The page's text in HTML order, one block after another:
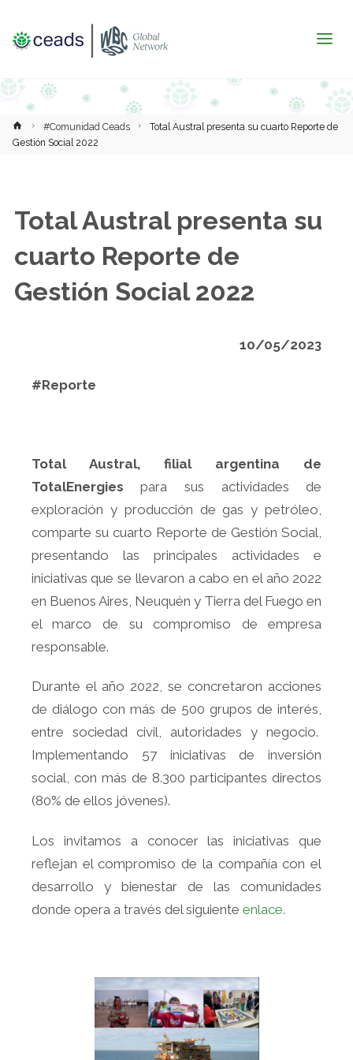
Inicio#Comunidad Ceads
Total Austral presenta su cuarto Reporte de
Gestión Social 2022
Total Austral presenta su
cuarto Reporte de
Gestión Social 2022
10/05/2023
#Reporte
Total Austral, filial argentina de
TotalEnergies para sus actividades de
exploración y producción de gas y petróleo,
comparte su cuarto Reporte de Gestión Social,
presentando las principales actividades e
iniciativas que se llevaron a cabo en el año 2022
en Buenos Aires, Neuquén y Tierra del Fuego en
el marco de su compromiso de empresa
responsable.
Durante el año 2022, se concretaron acciones
de diálogo con más de 500 grupos de interés,
entre sociedad civil, autoridades y negocio.
Implementando 57 iniciativas de inversión
social, con más de 8.300 participantes directos
(80% de ellos jóvenes).
Los invitamos a conocer las iniciativas que
reflejan el compromiso de la compañía con el
desarrollo y bienestar de las comunidades
donde opera a través del siguiente enlace.